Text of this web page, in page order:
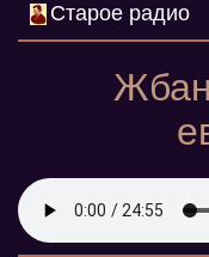
Старое радио